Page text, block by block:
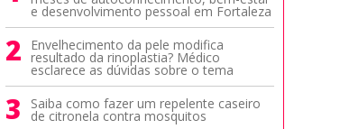
e desenvolvimento pessoal em Fortaleza
2 Envelhecimento da pele modifica
resultado da rinoplastia? Médico
esclarece as dúvidas sobre o tema
3 Saiba como fazer um repelente caseiro
de citronela contra mosquitos